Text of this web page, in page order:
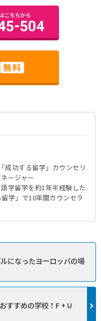
成功する留学」カウンセリ
ージャー
学留学を約1年半経験した
学」で10年間カウンセラ
になったヨーロッパの場
すすめの学校！F + U